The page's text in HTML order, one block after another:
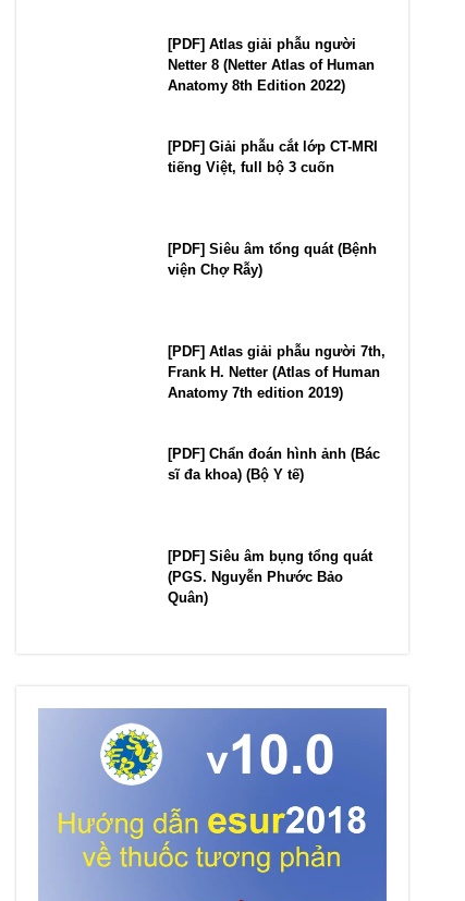
[PDF] Atlas giải phẫu người
Netter 8 (Netter Atlas of Human
Anatomy 8th Edition 2022)
[PDF] Giải phẫu cắt lớp CT-MRI
tiếng Việt, full bộ 3 cuốn
[PDF] Siêu âm tổng quát (Bệnh
viện Chợ Rẫy)
[PDF] Atlas giải phẫu người 7th,
Frank H. Netter (Atlas of Human
Anatomy 7th edition 2019)
[PDF] Chẩn đoán hình ảnh (Bác
sĩ đa khoa) (Bộ Y tế)
[PDF] Siêu âm bụng tổng quát
(PGS. Nguyễn Phước Bảo
Quân)